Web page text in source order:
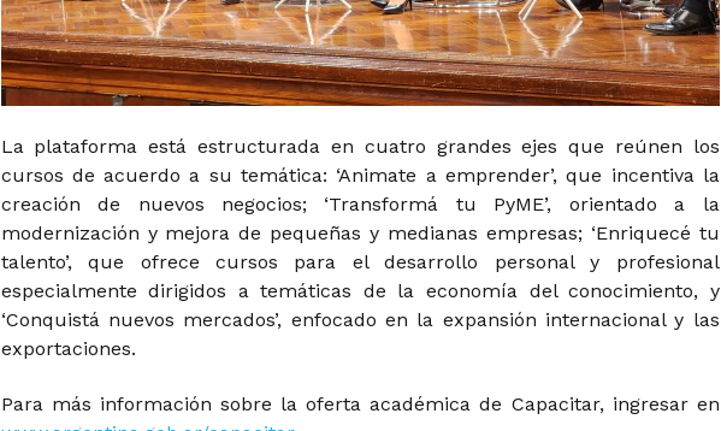
La plataforma está estructurada en cuatro grandes ejes que reúnen los
cursos de acuerdo a su temática: ‘Animate a emprender’, que incentiva la
creación de nuevos negocios; ‘Transformá tu PyME’, orientado a la
modernización y mejora de pequeñas y medianas empresas; ‘Enriquecé tu
talento’, que ofrece cursos para el desarrollo personal y profesional
especialmente dirigidos a temáticas de la economía del conocimiento, y
‘Conquistá nuevos mercados’, enfocado en la expansión internacional y las
exportaciones.
Para más información sobre la oferta académica de Capacitar, ingresar en